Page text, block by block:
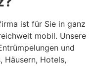
ist für Sie in ganz
mobil. Unsere
und
Häusern, Hotels,